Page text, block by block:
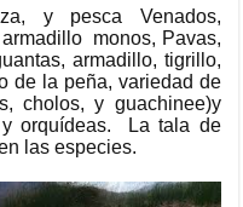
y pesca Venados,
monos, Pavas,
armadillo, tigrillo,
de la peña, variedad de
cholos, y guachinee)y
y orquídeas. La tala de
las especies.